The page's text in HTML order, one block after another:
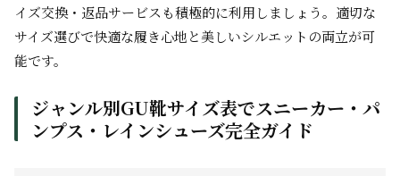
イズ交換・返品サービスも積極的に利用しましょう。適切な
サイズ選びで快適な履き心地と美しいシルエットの両立が可
能です。
ジャンル別GU靴サイズ表でスニーカー・パ
ンプス・レインシューズ完全ガイド